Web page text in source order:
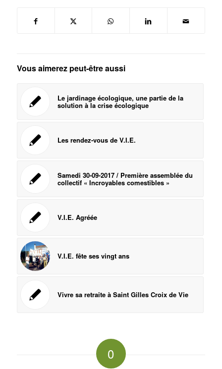
Vous aimerez peut-être aussi
Le jardinage écologique, une partie de la
solution à la crise écologique
Les rendez-vous de V.I.E.
Samedi 30-09-2017 / Première assemblée du
collectif « Incroyables comestibles »
V.I.E. Agréée
V.I.E. fête ses vingt ans
Vivre sa retraite à Saint Gilles Croix de Vie
0